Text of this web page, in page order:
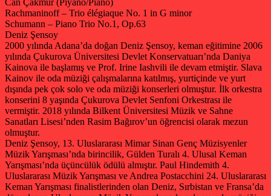
Rachmaninoff – Trio élégiaque No. 1 in G minor
Schumann – Piano Trio No.1, Op.63
Deniz Şensoy
2000 yılında Adana’da doğan Deniz Şensoy, keman eğitimine 2006
yılında Çukurova Üniversitesi Devlet Konservatuarı’nda Daniya
Kainova ile başlamış ve Prof. Irine Iashvili ile devam etmiştir. Slava
Kainov ile oda müziği çalışmalarına katılmış, yurtiçinde ve yurt
dışında pek çok solo ve oda müziği konserleri olmuştur. İlk orkestra
konserini 8 yaşında Çukurova Devlet Senfoni Orkestrası ile
vermiştir. 2018 yılında Bilkent Üniversitesi Müzik ve Sahne
Sanatları Lisesi’nden Rasim Bağırov’un öğrencisi olarak mezun
olmuştur.
Deniz Şensoy, 13. Uluslararası Mimar Sinan Genç Müzisyenler
Müzik Yarışması’nda birincilik, Gülden Turalı 4. Ulusal Keman
Yarışması’nda üçüncülük ödülü almıştır. Paul Hindemith 4.
Uluslararası Müzik Yarışması ve Andrea Postacchini 24. Uluslararası
Keman Yarışması finalistlerinden olan Deniz, Sırbistan ve Fransa’da